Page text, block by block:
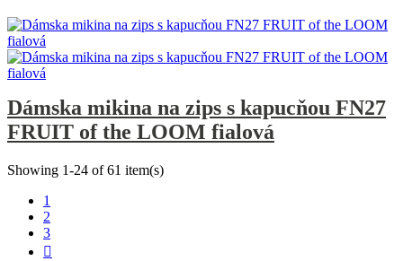
Dámska mikina na zips s kapucňou FN27
FRUIT of the LOOM fialová
Showing 1-24 of 61 item(s)
1
2
3
